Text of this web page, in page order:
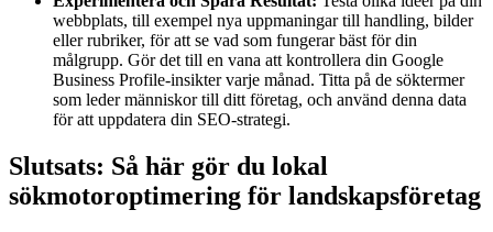
webbplats, till exempel nya uppmaningar till handling, bilder
eller rubriker, för att se vad som fungerar bäst för din
målgrupp. Gör det till en vana att kontrollera din Google
Business Profile-insikter varje månad. Titta på de söktermer
som leder människor till ditt företag, och använd denna data
för att uppdatera din SEO-strategi.
Slutsats: Så här gör du lokal
sökmotoroptimering för landskapsföretag